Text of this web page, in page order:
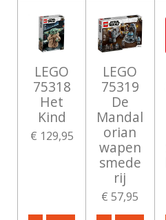
LEGO
75318
Het
Kind
€ 129,95
LEGO
75319
De
Mandal
orian
wapen
smede
rij
€ 57,95